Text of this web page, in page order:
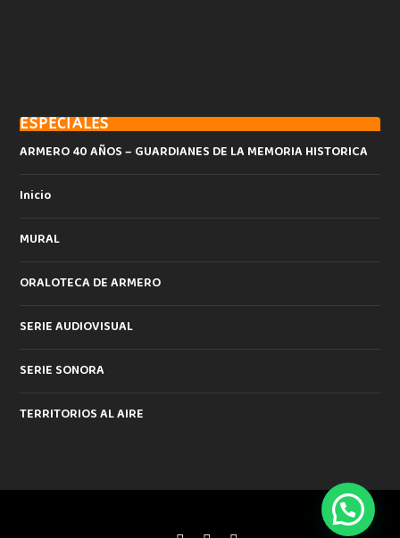
ESPECIALES
ARMERO 40 AÑOS – GUARDIANES DE LA MEMORIA HISTORICA
Inicio
MURAL
ORALOTECA DE ARMERO
SERIE AUDIOVISUAL
SERIE SONORA
TERRITORIOS AL AIRE
WordPress